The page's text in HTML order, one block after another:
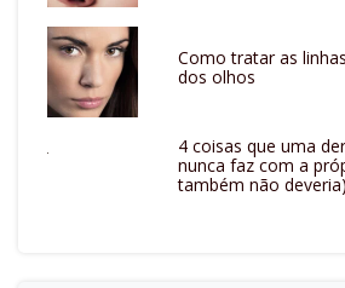
Como tratar as
dos olhos
4 coisas que uma
nunca faz com a
também não deveria)